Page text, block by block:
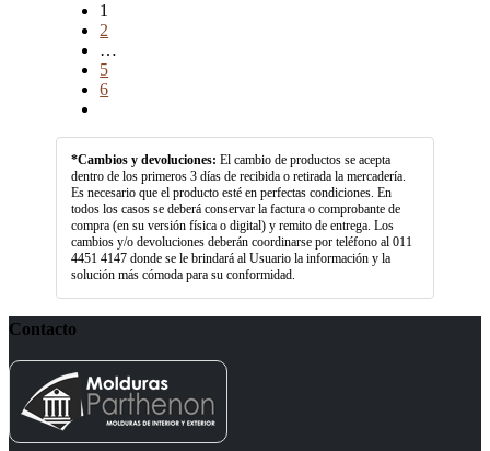
1
2
…
5
6
*Cambios y devoluciones: El cambio de productos se acepta
dentro de los primeros 3 días de recibida o retirada la mercadería.
Es necesario que el producto esté en perfectas condiciones. En
todos los casos se deberá conservar la factura o comprobante de
compra (en su versión física o digital) y remito de entrega. Los
cambios y/o devoluciones deberán coordinarse por teléfono al 011
4451 4147 donde se le brindará al Usuario la información y la
solución más cómoda para su conformidad.
Contacto